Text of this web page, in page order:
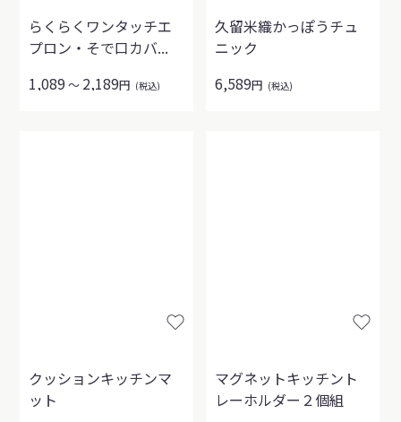
らくらくワンタッチエ
プロン・そで口カバ...
1,089～ 2,189円 (税込)
久留米織かっぽうチュ
ニック
6,589円 (税込)
クッションキッチンマ
ット
マグネットキッチント
レーホルダー２個組